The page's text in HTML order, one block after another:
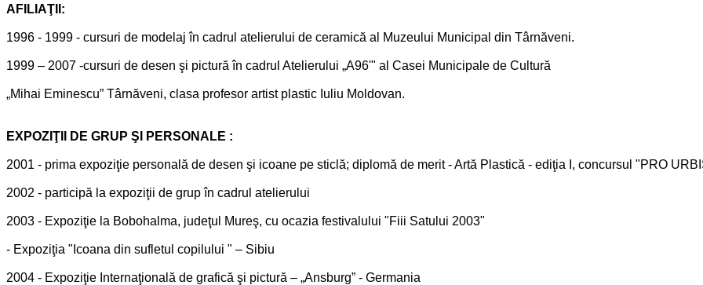
AFILIAŢII:
1996 - 1999 - cursuri de modelaj în cadrul atelierului de ceramică al Muzeului Municipal din Târnăveni.
1999 – 2007 -cursuri de desen şi pictură în cadrul Atelierului „A96'" al Casei Municipale de Cultură
„Mihai Eminescu” Târnăveni, clasa profesor artist plastic Iuliu Moldovan.
EXPOZIŢII DE GRUP ŞI PERSONALE :
2001 - prima expoziţie personală de desen şi icoane pe sticlă; diplomă de merit - Artă Plastică - ediţia I, concursul "PRO
2002 - participă la expoziţii de grup în cadrul atelierului
2003 - Expoziţie la Bobohalma, judeţul Mureş, cu ocazia festivalului "Fiii Satului 2003"
- Expoziţia "Icoana din sufletul copilului " – Sibiu
2004 - Expoziţie Internaţională de grafică şi pictură – „Ansburg” - Germania